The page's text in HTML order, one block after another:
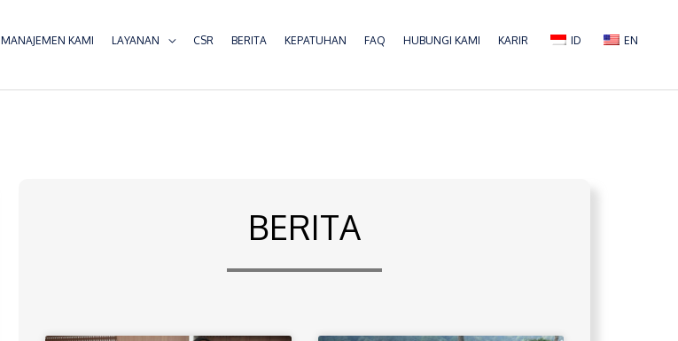
MANAJEMEN KAMI LAYANAN CSR BERITA KEPATUHAN FAQ HUBUNGI KAMI KARIR ID EN
BERITA